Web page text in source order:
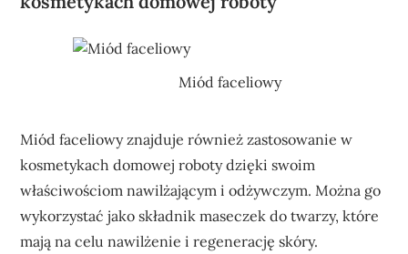
Miód faceliowy
Miód faceliowy znajduje również zastosowanie w
kosmetykach domowej roboty dzięki swoim
właściwościom nawilżającym i odżywczym. Można go
wykorzystać jako składnik maseczek do twarzy, które
mają na celu nawilżenie i regenerację skóry.